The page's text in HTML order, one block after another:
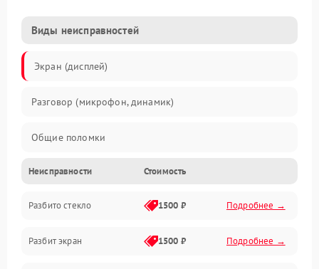
Виды неисправностей
Экран (дисплей)
Разговор (микрофон, динамик)
Общие поломки
Проблемы связи
Камеры
Проблемы с дисплеем и сенсором
Неисправности Стоимость
Разбито стекло 1500 ₽ Подробнее →
Разбит экран 1500 ₽ Подробнее →